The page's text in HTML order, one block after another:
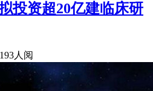
投资超20亿建临床研
193人阅